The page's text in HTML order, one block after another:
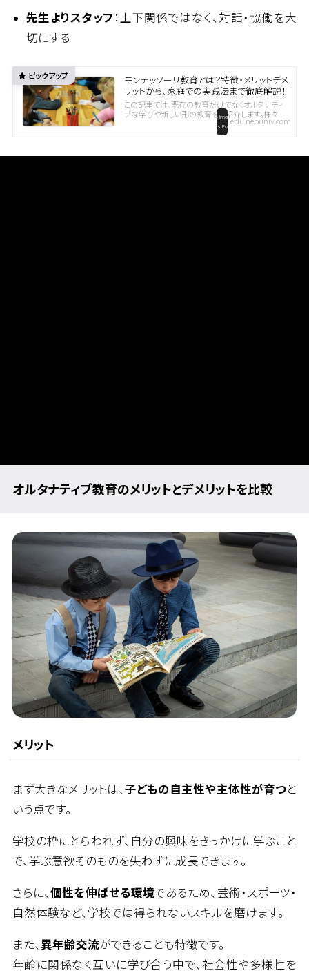
先生よりスタッフ ：上下関係ではなく、対話・協働を大
切にする
モンテッソーリ教育とは？特徴・メリットデメ
リットから、家庭での実践法まで徹底解説！
この記事では、既存の教育だけでなくオルタナティ
ブな学びや新しい形の教育をご紹介します。様々な
教育の選択肢をお届けしますので、ぜひご覧くださ
い。世界のリーダーも学んだ！モンテッソーリ教育と
edu.neouniv.com
オルタナティブ教育のメリットとデメリットを比較
メリット
まず大きなメリットは、子どもの自主性や主体性が育つと
いう点です。
学校の枠にとらわれず、自分の興味をきっかけに学ぶこと
で、学ぶ意欲そのものを失わずに成長できます。
さらに、個性を伸ばせる環境であるため、芸術・スポーツ・
自然体験など、学校では得られないスキルを磨けます。
また、 異年齢交流ができることも特徴です。
年齢に関係なく互いに学び合う中で、社会性や多様性を